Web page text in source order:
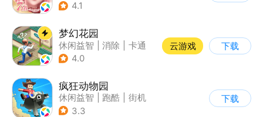
| 女性向
4.1
梦幻花园
休闲益智 消除
卡通
| 创梦天地
4.0
云游戏 下载
疯狂动物园
休闲益智 跑酷
街机
| 像素风
3.3
下载